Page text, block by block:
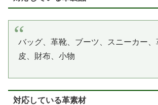
バッグ、革靴、ブーツ、スニーカー
皮、財布、小物
対応している革素材